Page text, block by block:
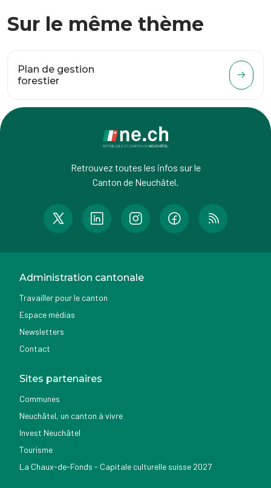
Sur le même thème
Plan de gestion
forestier
Retrouvez toutes les infos sur le
Canton de Neuchâtel.
Administration cantonale
Travailler pour le canton
Espace médias
Newsletters
Contact
Sites partenaires
Communes
Neuchâtel, un canton à vivre
Invest Neuchâtel
Tourisme
La Chaux-de-Fonds - Capitale culturelle suisse 2027